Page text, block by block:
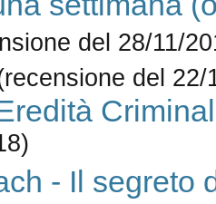
del 28/11/
del 22/
- Il segreto